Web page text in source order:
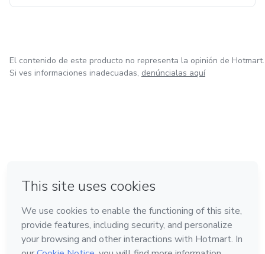
El contenido de este producto no representa la opinión de Hotmart.
Si ves informaciones inadecuadas, denúncialas aquí
Hecho con❤ en Belo Horizonte
Conoce Hotmart